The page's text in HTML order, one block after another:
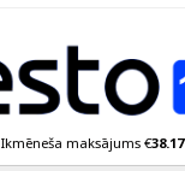
Ikmēneša maksājums €38.17